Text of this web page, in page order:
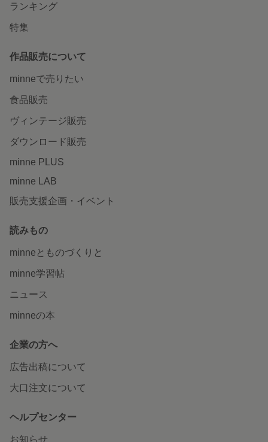
ランキング
特集
作品販売について
minneで売りたい
食品販売
ヴィンテージ販売
ダウンロード販売
minne PLUS
minne LAB
販売支援企画・イベント
読みもの
minneとものづくりと
minne学習帖
ニュース
minneの本
企業の方へ
広告出稿について
大口注文について
ヘルプセンター
お知らせ